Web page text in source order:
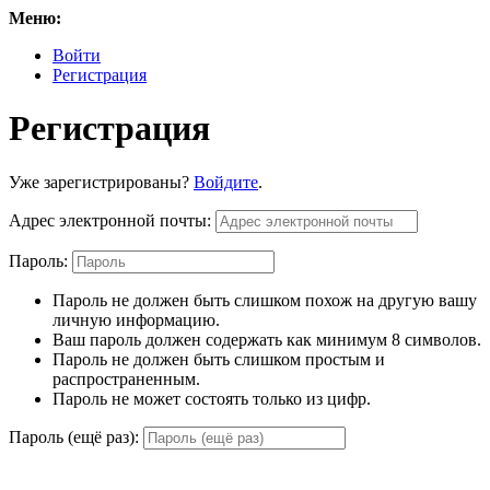
Меню:
Войти
Регистрация
Регистрация
Уже зарегистрированы? Войдите.
Адрес электронной почты:
Пароль:
Пароль не должен быть слишком похож на другую вашу
личную информацию.
Ваш пароль должен содержать как минимум 8 символов.
Пароль не должен быть слишком простым и
распространенным.
Пароль не может состоять только из цифр.
Пароль (ещё раз):